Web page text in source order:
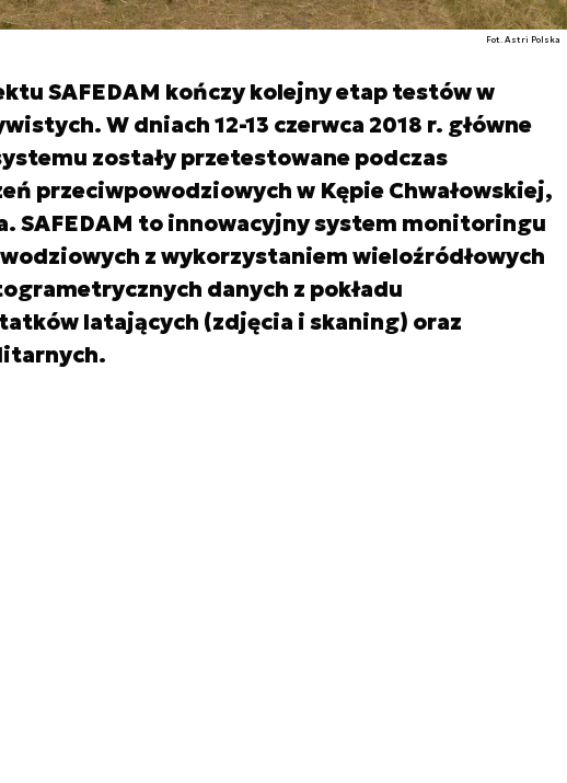
Fot. Astri Polska
SAFEDAM kończy kolejny etap testów w
W dniach 12-13 czerwca 2018 r. główne
zostały przetestowane podczas
przeciwpowodziowych w Kępie Chwałowskiej,
SAFEDAM to innowacyjny system monitoringu
z wykorzystaniem wieloźródłowych
danych z pokładu
latających (zdjęcia i skaning) oraz